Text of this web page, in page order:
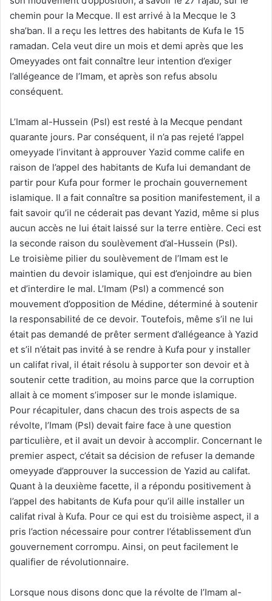
chemin pour la Mecque. Il est arrivé à la Mecque le 3
sha’ban. Il a reçu les lettres des habitants de Kufa le 15
ramadan. Cela veut dire un mois et demi après que les
Omeyyades ont fait connaître leur intention d’exiger
l’allégeance de l’Imam, et après son refus absolu
conséquent.
L’Imam al-Hussein (Psl) est resté à la Mecque pendant
quarante jours. Par conséquent, il n’a pas rejeté l’appel
omeyyade l’invitant à approuver Yazid comme calife en
raison de l’appel des habitants de Kufa lui demandant de
partir pour Kufa pour former le prochain gouvernement
islamique. Il a fait connaître sa position manifestement, il a
fait savoir qu’il ne céderait pas devant Yazid, même si plus
aucun accès ne lui était laissé sur la terre entière. Ceci est
la seconde raison du soulèvement d’al-Hussein (Psl).
Le troisième pilier du soulèvement de l’Imam est le
maintien du devoir islamique, qui est d’enjoindre au bien
et d’interdire le mal. L’Imam (Psl) a commencé son
mouvement d’opposition de Médine, déterminé à soutenir
la responsabilité de ce devoir. Toutefois, même s’il ne lui
était pas demandé de prêter serment d’allégeance à Yazid
et s’il n’était pas invité à se rendre à Kufa pour y installer
un califat rival, il était résolu à supporter son devoir et à
soutenir cette tradition, au moins parce que la corruption
allait à ce moment s’imposer sur le monde islamique.
Pour récapituler, dans chacun des trois aspects de sa
révolte, l’Imam (Psl) devait faire face à une question
particulière, et il avait un devoir à accomplir. Concernant le
premier aspect, c’était sa décision de refuser la demande
omeyyade d’approuver la succession de Yazid au califat.
Quant à la deuxième facette, il a répondu positivement à
l’appel des habitants de Kufa pour qu’il aille installer un
califat rival à Kufa. Pour ce qui est du troisième aspect, il a
pris l’action nécessaire pour contrer l’établissement d’un
gouvernement corrompu. Ainsi, on peut facilement le
qualifier de révolutionnaire.
Lorsque nous disons donc que la révolte de l’Imam al-